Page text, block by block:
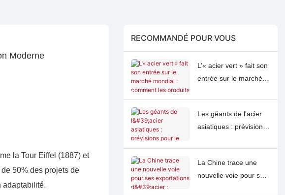
Moderne
la Tour Eiffel (1887) et
50% des projets de
adaptabilité.
RECOMMANDÉ POUR VOUS
L’« acier vert » fait son
entrée sur le marché
faible émission de
carbone redessinent
chinoises
Les géants de l'acier
asiatiques : prévisions
prudent quant à une
« reprise douce »
La Chine trace une
nouvelle voie pour ses